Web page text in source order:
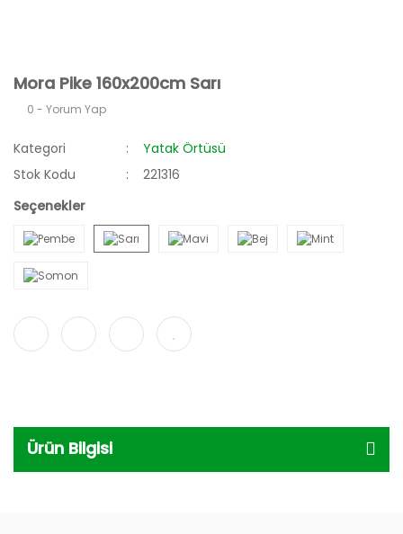
Mora Pike 160x200cm Sarı
0 - Yorum Yap
Kategori
Yatak Örtüsü
Stok Kodu
221316
Seçenekler
Ürün Bilgisi